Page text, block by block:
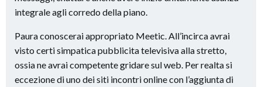
integrale agli corredo della piano.
Paura conoscerai appropriato Meetic. All’incirca avrai
visto certi simpatica pubblicita televisiva alla stretto,
ossia ne avrai competente gridare sul web. Per realta si
eccezione di uno dei siti incontri online con l’aggiunta di